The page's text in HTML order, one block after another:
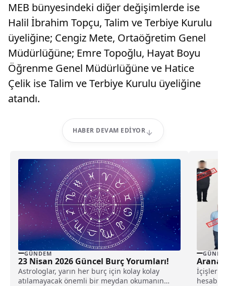
MEB bünyesindeki diğer değişimlerde ise
Halil İbrahim Topçu, Talim ve Terbiye Kurulu
üyeliğine; Cengiz Mete, Ortaöğretim Genel
Müdürlüğüne; Emre Topoğlu, Hayat Boyu
Öğrenme Genel Müdürlüğüne ve Hatice
Çelik ise Talim ve Terbiye Kurulu üyeliğine
atandı.
HABER DEVAM EDIYOR
GÜNDEM
23 Nisan 2026 Güncel Burç Yorumları!
Astrologlar, yarın her burç için kolay kolay
atılamayacak önemli bir meydan okumanın
İçişleri